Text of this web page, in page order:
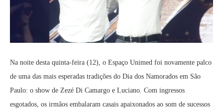
Na noite desta quinta-feira (12), o Espaço Unimed foi novamente palco
de uma das mais esperadas tradições do Dia dos Namorados em São
Paulo: o show de Zezé Di Camargo e Luciano. Com ingressos
esgotados, os irmãos embalaram casais apaixonados ao som de sucessos